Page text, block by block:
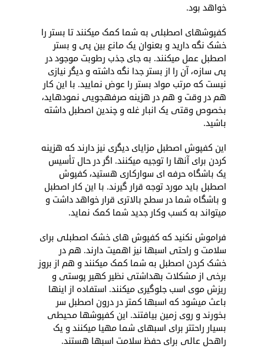
خواهد بود.
کفپوش­های اصطبلی به شما کمک می­کنند تا بستر را
خشک نگه دارید و بعنوان یک مانع بین پی و بستر
اصطبل عمل می­کنند. به جای جذب رطوبت موجود در
پی سازه، آن را از بستر جدا نگه داشته و دیگر نیازی
نیست که مرتب مواد بستر را عوض نمایید. با این کار
هم در وقت و هم در هزینه صرفه­جویی نموده­اید،
بخصوص وقتی یک انبار غله و چندین اصطبل داشته
باشید.
این کفپوش اصطبل مزایای دیگری نیز دارند که هزینه
کردن برای آنها را توجیه می­کنند. اگر در حال تأسیس
یک باشگاه حرفه­ ای سوارکاری هستید، کفپوش
اصطبل باید مورد توجه قرار گیرند. با این کار اصطبل
و باشگاه شما در سطح بالاتری قرار خواهد داشت و
می­تواند به کسب وکار جدید شما کمک نماید.
فراموش نکنید که کفپوش­ های خشک اصطبلی برای
سلامت و راحتی اسب­ها نیز اهمیت دارند. هم در
خشک کردن اصطبل به شما کمک می­کنند و هم از بروز
برخی از مشکلات بهداشتی نظیر کهیر پوستی و
ریزش موی اسب جلوگیری می­کنند. استفاده از اینها
باعث می­شود که اسب­ها کمتر در درون اصطبل سر
بخورند و روی زمین بیافتند. این کفپوش­ها محیطی
بسیار راحت­تر برای اسب­های شما مهیا می­کنند و یک
راه­حل عالی برای حفظ سلامت اسب­ها هستند.